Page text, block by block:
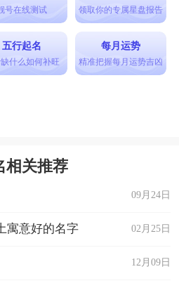
号在线测试 领取你的专属星盘报告
五行起名
什么如何补旺
每月运势
精准把握每月运势吉凶
相关推荐
09月24日
02月25日
寓意好的名字
12月09日